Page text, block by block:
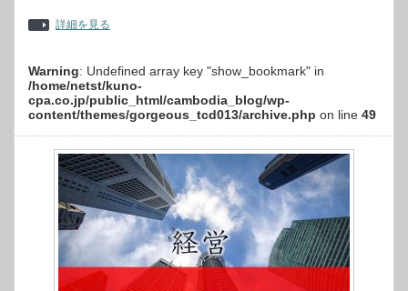
詳細を見る
Warning: Undefined array key "show_bookmark" in
/home/netst/kuno-
cpa.co.jp/public_html/cambodia_blog/wp-
content/themes/gorgeous_tcd013/archive.php on line 49